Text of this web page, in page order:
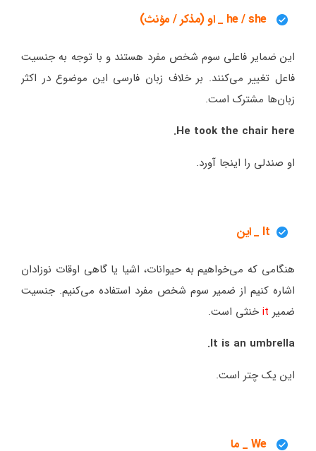
he / she _ او (مذکر / مؤنث)
این ضمایر فاعلی سوم شخص مفرد هستند و با توجه به جنسیت
فاعل تغییر می‌کنند. بر خلاف زبان فارسی این موضوع در اکثر
زبان‌ها مشترک است.
He took the chair here.
او صندلی را اینجا آورد.
It _ این
هنگامی که می‌خواهیم به حیوانات، اشیا یا گاهی اوقات نوزادان
اشاره کنیم از ضمیر سوم شخص مفرد استفاده می‌کنیم. جنسیت
ضمیر it خنثی است.
It is an umbrella.
این یک چتر است.
We _ ما